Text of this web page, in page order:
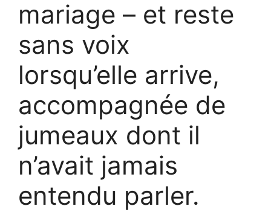
mariage – et reste
sans voix
lorsqu’elle arrive,
accompagnée de
jumeaux dont il
n’avait jamais
entendu parler.